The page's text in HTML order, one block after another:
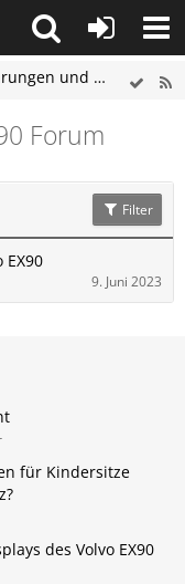
Volvo EX90 Elektroauto Forum - Erfahrungen und Probleme
Forum
Filter
9. Juni 2023
für Kindersitze
des Volvo EX90